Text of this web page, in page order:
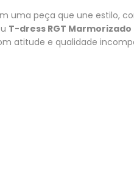
uma peça que une estilo,
T-dress RGT Marmorizado
atitude e qualidade